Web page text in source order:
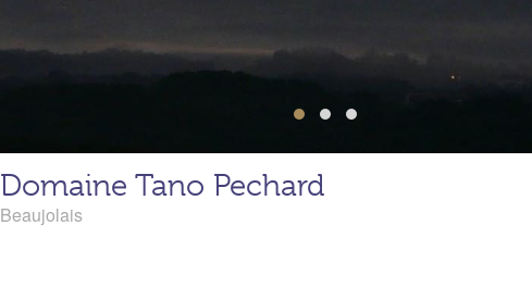
Domaine Tano Pechard
Beaujolais